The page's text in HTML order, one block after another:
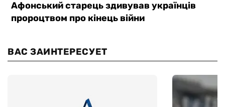
ВАС ЗАИНТЕРЕСУЕТ